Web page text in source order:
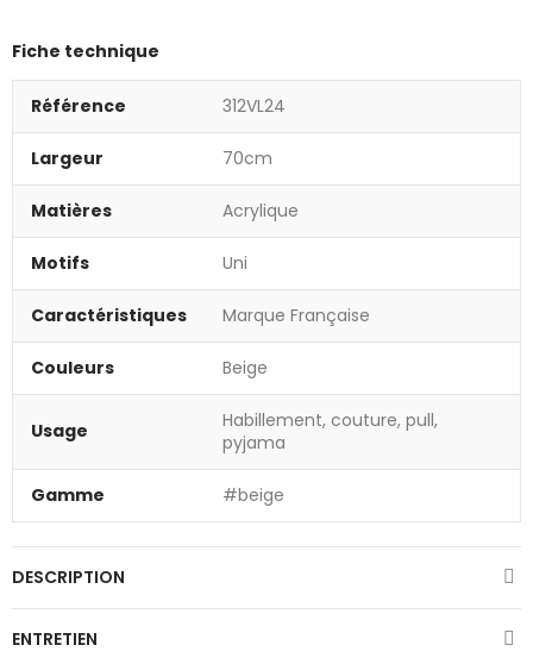
Fiche technique
Référence 312VL24
Largeur 70cm
Matières Acrylique
Motifs Uni
Caractéristiques Marque Française
Couleurs Beige
Usage
Habillement, couture, pull,
pyjama
Gamme #beige
DESCRIPTION
ENTRETIEN